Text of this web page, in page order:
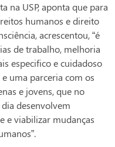
na USP, aponta que para
humanos e direito
acrescentou, “é
de trabalho, melhoria
especifico e cuidadoso
uma parceria com os
e jovens, que no
desenvolvem
e viabilizar mudanças